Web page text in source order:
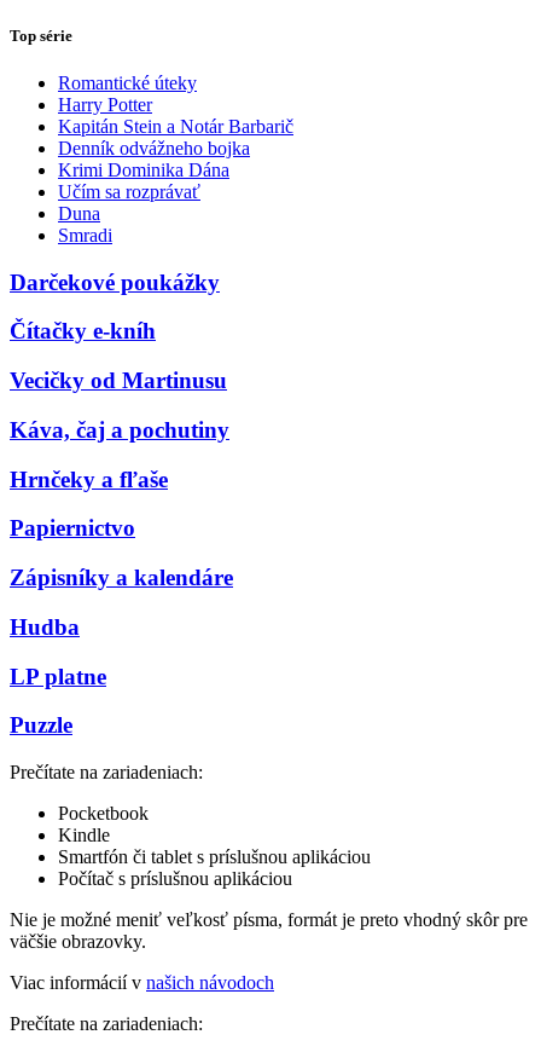
Top série
Romantické úteky
Harry Potter
Kapitán Stein a Notár Barbarič
Denník odvážneho bojka
Krimi Dominika Dána
Učím sa rozprávať
Duna
Smradi
Darčekové poukážky
Čítačky e-kníh
Vecičky od Martinusu
Káva, čaj a pochutiny
Hrnčeky a fľaše
Papiernictvo
Zápisníky a kalendáre
Hudba
LP platne
Puzzle
Prečítate na zariadeniach:
Pocketbook
Kindle
Smartfón či tablet s príslušnou aplikáciou
Počítač s príslušnou aplikáciou
Nie je možné meniť veľkosť písma, formát je preto vhodný skôr pre
väčšie obrazovky.
Viac informácií v našich návodoch
Prečítate na zariadeniach: